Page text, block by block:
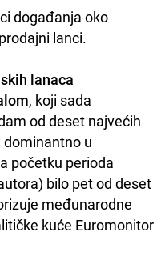
događanja oko
lanci.
lanaca
, koji sada
od deset najvećih
dominantno u
početku perioda
bilo pet od deset
međunarodne
kuće Euromonitor